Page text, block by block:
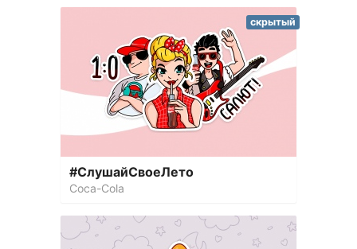
#СлушайCвоеЛето
Coca-Cola
скрытый